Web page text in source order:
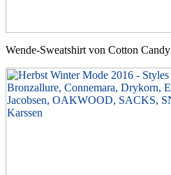
Wende-Sweatshirt von Cotton Candy